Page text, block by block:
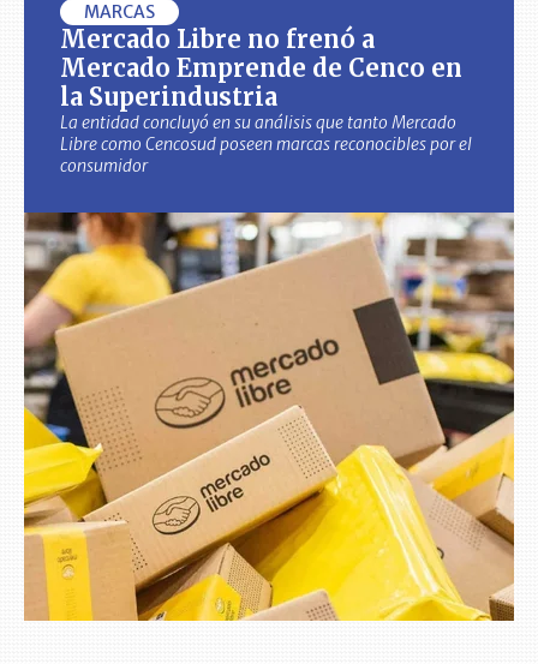
MARCAS
Mercado Libre no frenó a
Mercado Emprende de Cenco en
la Superindustria
La entidad concluyó en su análisis que tanto Mercado
Libre como Cencosud poseen marcas reconocibles por el
consumidor